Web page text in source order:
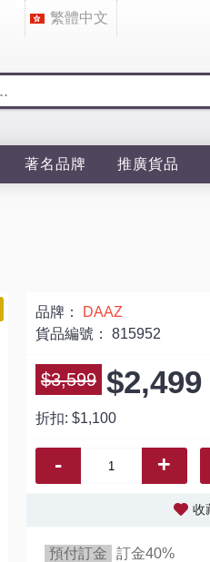
繁體中文
著名品牌 推廣貨品
品牌：
DAAZ
貨品編號： 815952
$3,599 $2,499
折扣: $1,100
- +
收
預付訂金
訂金40%